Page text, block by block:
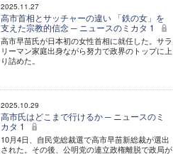
2025.11.27
高市首相とサッチャーの違い 「鉄の女」を
支えた宗教的信念 ─ ニュースのミカタ 1
高市早苗氏が日本初の女性首相に就任した。サラ
リーマン家庭出身ながら努力で政界のトップに上
り詰めた。
2025.10.29
高市氏はどこまで行けるか ─ ニュースのミ
カタ 1
10月4日、自民党総裁選で高市早苗新総裁が選出
された。その後、公明党の連立政権離脱で政局が